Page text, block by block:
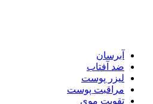
آبرسان
ضد آفتاب
لیزر پوست
مراقبت پوست
تقویت موی